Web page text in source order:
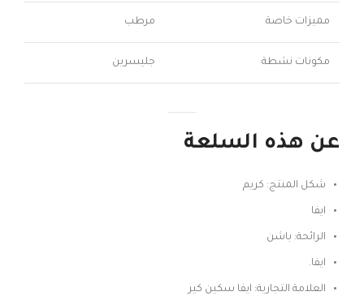
مميزات خاصة مرطب
مكونات نشطة جليسرين
عن هذه السلعة
شكل المنتج: كريم
ايفا
الرائحة: باشن
ايفا.
العلامة التجارية: ايفا سكين كير